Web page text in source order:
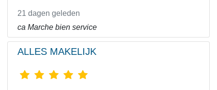
21 dagen geleden
ca Marche bien service
ALLES MAKELIJK